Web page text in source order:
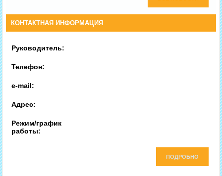
КОНТАКТНАЯ ИНФОРМАЦИЯ
Руководитель:
Телефон:
e-mail:
Адрес:
Режим/график
работы:
ПОДРОБНО